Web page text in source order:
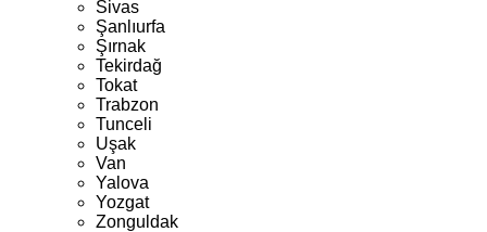
Sivas
Şanlıurfa
Şırnak
Tekirdağ
Tokat
Trabzon
Tunceli
Uşak
Van
Yalova
Yozgat
Zonguldak